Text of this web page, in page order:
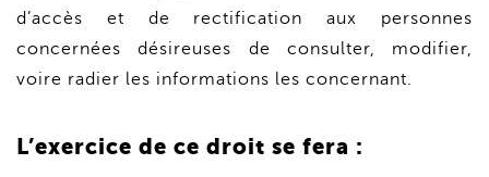
d’accès et de rectification aux personnes
concernées désireuses de consulter, modifier,
voire radier les informations les concernant.
L’exercice de ce droit se fera :